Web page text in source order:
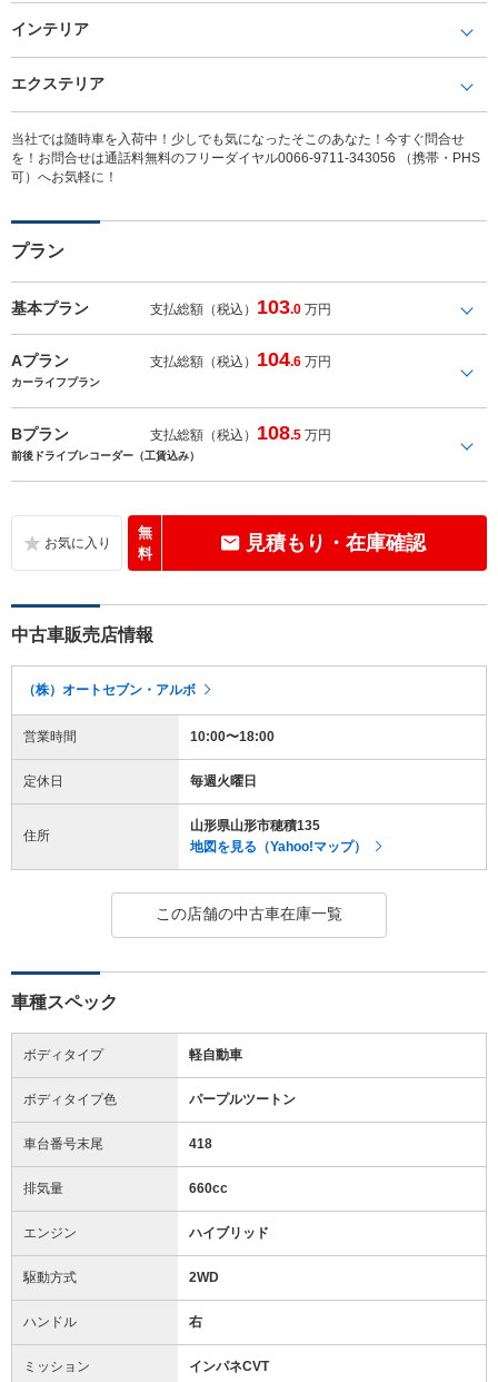
インテリア
エクステリア
当社では随時車を入荷中！少しでも気になったそこのあなた！今すぐ問合せ
を！お問合せは通話料無料のフリーダイヤル0066-9711-343056 （携帯・PHS
可）へお気軽に！
プラン
基本プラン 支払総額（税込） 103.0 万円
Aプラン 支払総額（税込） 104.6 万円
カーライフプラン
Bプラン 支払総額（税込） 108.5 万円
前後ドライブレコーダー（工賃込み）
無
料
見積もり・在庫確認
中古車販売店情報
（株）オートセブン・アルボ
営業時間 10:00〜18:00
定休日 毎週火曜日
住所
山形県山形市穂積135
地図を見る（Yahoo!マップ）
この店舗の中古車在庫一覧
車種スペック
ボディタイプ 軽自動車
ボディタイプ色 パープルツートン
車台番号末尾 418
排気量 660cc
エンジン ハイブリッド
駆動方式 2WD
ハンドル 右
ミッション インパネCVT